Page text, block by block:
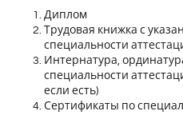
Диплом
Трудовая книжка с
специальности
Интернатура,
специальности
если есть)
Сертификаты по